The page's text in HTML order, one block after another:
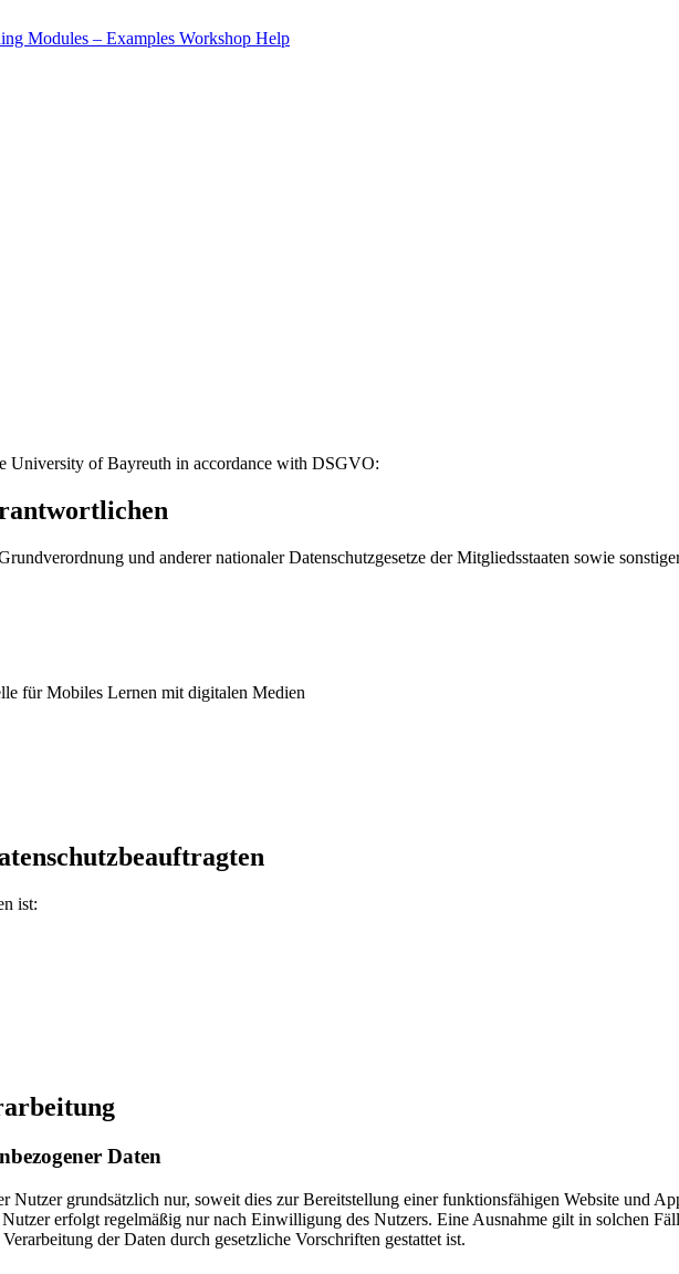
Modules – Examples Workshop Help
University of Bayreuth in accordance with DSGVO:
und anderer nationaler Datenschutzgesetze der Mitgliedsstaaten sowie
für Mobiles Lernen mit digitalen Medien
ist:
Daten
Nutzer grundsätzlich nur, soweit dies zur Bereitstellung einer funktionsfähigen Website und
Nutzer erfolgt regelmäßig nur nach Einwilligung des Nutzers. Eine Ausnahme gilt in solchen
der Daten durch gesetzliche Vorschriften gestattet ist.